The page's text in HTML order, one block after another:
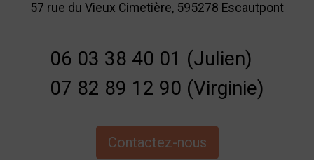
57 rue du Vieux Cimetière, 595278 Escautpont
06 03 38 40 01 (Julien)
07 82 89 12 90 (Virginie)
Contactez-nous